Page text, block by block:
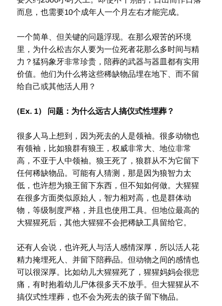
而息，也需要10个成年人一个月左右才能完成。
一个简单、但关键的问题浮现。在那么艰苦的环境
里，为什么松吉尔人要为一位死者花那么多时间与精
力？猛犸象牙非常珍贵，陪葬的武器与器皿都有实用
价值。他们为什么将这些稀缺物品埋在地下、而不留
给自己或其他活人用？
(Ex. 1) 问题：为什么远古人搞仪式性埋葬？
很多人马上想到，因为死去的人是领袖。很多动物也
有领袖，比如狼群有狼王，权威非常大、地位非常
高，不亚于人中领袖。狼王死了，狼群从不为它留下
任何稀缺物品。可能有人猜测，那是因为狼智力太
低，也许想为狼王留下东西，但不知如何做。大猩猩
在很多方面类似原始人，智力相对高，也是群体动
物，等级制度严格，并且也使用工具。但地位最高的
大猩猩死后，其他大猩猩不会把稀缺工具留给它。
还有人会说，也许死人与活人感情深厚，所以活人花
精力掩埋死人、并留下陪葬品。但动物之间的感情也
可以很深厚。比如幼儿大猩猩死了，猩猩妈妈会很悲
痛，有时抱着幼儿尸体很多天不放手。但大猩猩从不
搞仪式性埋葬，也不会为死去的孩子留下物品。